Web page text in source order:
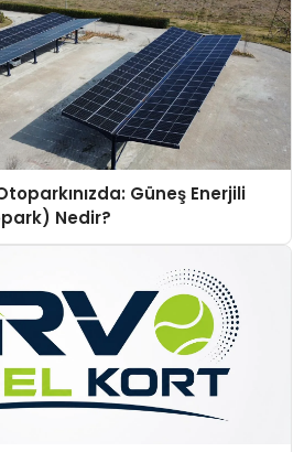
Güneş Enerjili
Nedir?